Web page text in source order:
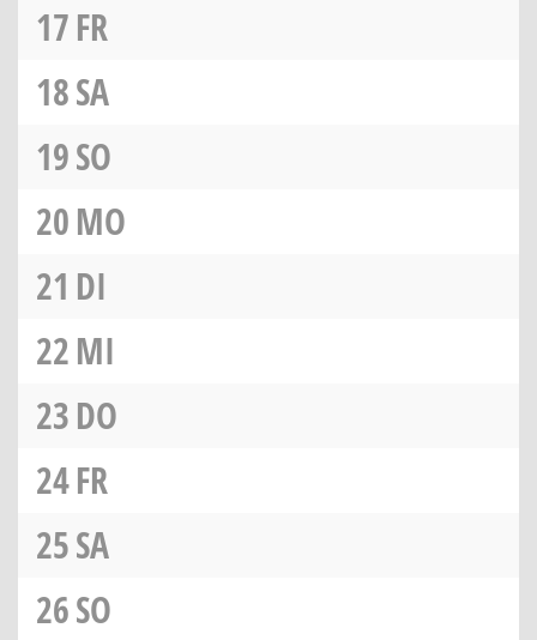
17FR
18SA
19SO
20MO
21 DI
22MI
23DO
24FR
25SA
26SO